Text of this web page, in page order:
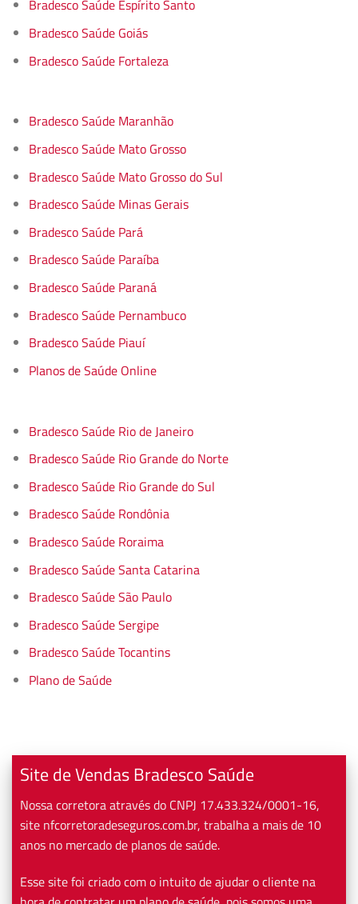
Bradesco Saúde Espírito Santo
Bradesco Saúde Goiás
Bradesco Saúde Fortaleza
Bradesco Saúde Maranhão
Bradesco Saúde Mato Grosso
Bradesco Saúde Mato Grosso do Sul
Bradesco Saúde Minas Gerais
Bradesco Saúde Pará
Bradesco Saúde Paraíba
Bradesco Saúde Paraná
Bradesco Saúde Pernambuco
Bradesco Saúde Piauí
Planos de Saúde Online
Bradesco Saúde Rio de Janeiro
Bradesco Saúde Rio Grande do Norte
Bradesco Saúde Rio Grande do Sul
Bradesco Saúde Rondônia
Bradesco Saúde Roraima
Bradesco Saúde Santa Catarina
Bradesco Saúde São Paulo
Bradesco Saúde Sergipe
Bradesco Saúde Tocantins
Plano de Saúde
Site de Vendas Bradesco Saúde
Nossa corretora através do CNPJ 17.433.324/0001-16,
site nfcorretoradeseguros.com.br, trabalha a mais de 10
anos no mercado de planos de saúde.
Esse site foi criado com o intuito de ajudar o cliente na